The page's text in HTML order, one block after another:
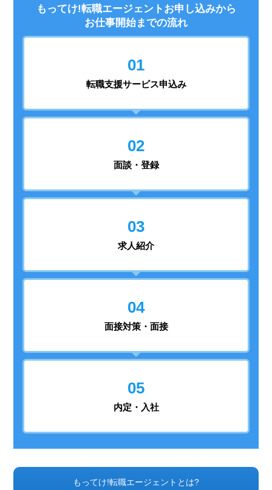
もってけ!転職エージェントお申し込みから
お仕事開始までの流れ
01
転職支援サービス申込み
02
面談・登録
03
求人紹介
04
面接対策・面接
05
内定・入社
もってけ!転職エージェントとは?